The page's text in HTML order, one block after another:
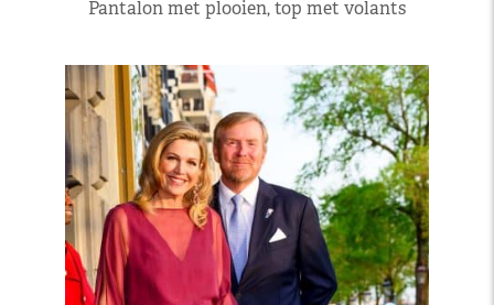
Pantalon met plooien, top met volants